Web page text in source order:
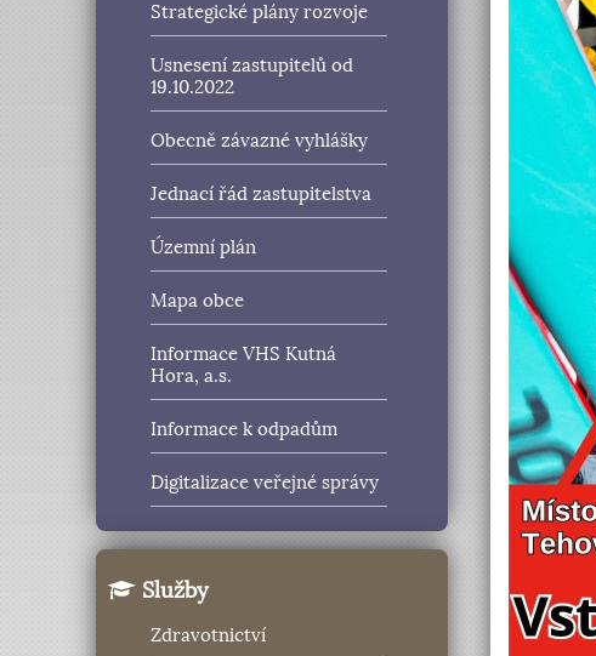
Strategické plány rozvoje
Usnesení zastupitelů od
19.10.2022
Obecně závazné vyhlášky
Jednací řád zastupitelstva
Územní plán
Mapa obce
Informace VHS Kutná
Hora, a.s.
Informace k odpadům
Digitalizace veřejné správy
Služby
Zdravotnictví